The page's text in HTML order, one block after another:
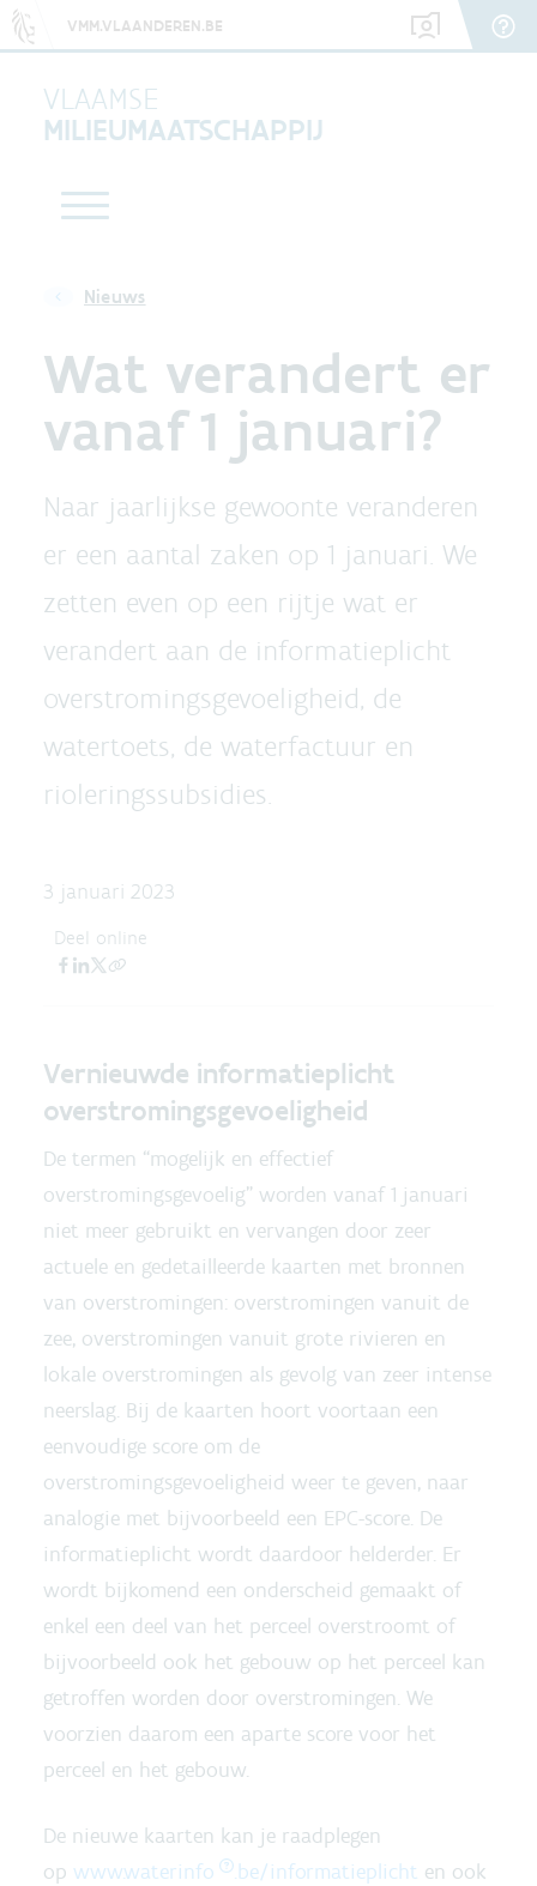
VMM.VLAANDEREN.BE
VLAAMSE
MILIEUMAATSCHAPPIJ
Nieuws
Wat verandert er
vanaf 1 januari?
Naar jaarlijkse gewoonte veranderen
er een aantal zaken op 1 januari. We
zetten even op een rijtje wat er
verandert aan de informatieplicht
overstromingsgevoeligheid, de
watertoets, de waterfactuur en
rioleringssubsidies.
3 januari 2023
Deel online
Vernieuwde informatieplicht
overstromingsgevoeligheid
De termen “mogelijk en effectief
overstromingsgevoelig” worden vanaf 1 januari
niet meer gebruikt en vervangen door zeer
actuele en gedetailleerde kaarten met bronnen
van overstromingen: overstromingen vanuit de
zee, overstromingen vanuit grote rivieren en
lokale overstromingen als gevolg van zeer intense
neerslag. Bij de kaarten hoort voortaan een
eenvoudige score om de
overstromingsgevoeligheid weer te geven, naar
analogie met bijvoorbeeld een EPC-score. De
informatieplicht wordt daardoor helderder. Er
wordt bijkomend een onderscheid gemaakt of
enkel een deel van het perceel overstroomt of
bijvoorbeeld ook het gebouw op het perceel kan
getroffen worden door overstromingen. We
voorzien daarom een aparte score voor het
perceel en het gebouw.
De nieuwe kaarten kan je raadplegen
op www.waterinfo .be/informatieplicht en ook